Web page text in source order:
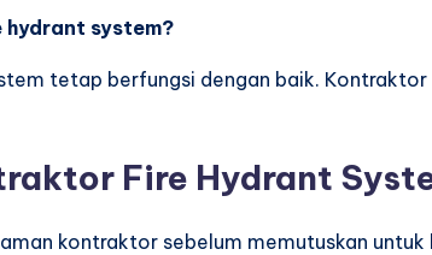
hydrant system?
tetap berfungsi dengan baik.
Fire Hydrant
kontraktor sebelum memutuskan untuk